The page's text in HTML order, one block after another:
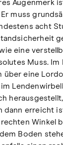
Augenmerk
muss
acht
eine
Muss.
über eine
erreicht
Winkel
Boden